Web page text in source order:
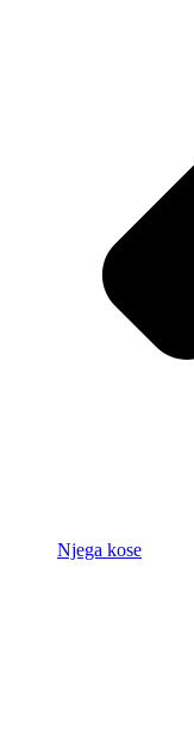
Njega kose